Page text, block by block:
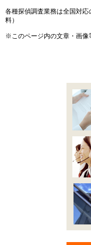
各種探偵調査業務は全国対
料）
※このページ内の文章・画像